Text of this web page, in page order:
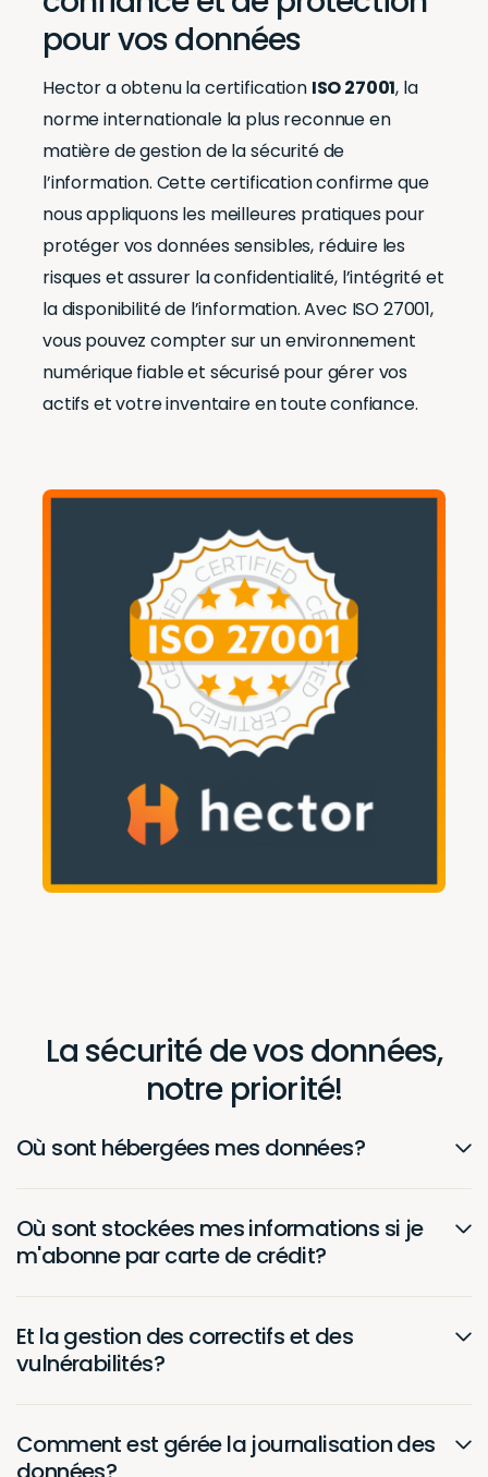
pour vos données
Hector a obtenu la certification ISO 27001, la
norme internationale la plus reconnue en
matière de gestion de la sécurité de
l’information. Cette certification confirme que
nous appliquons les meilleures pratiques pour
protéger vos données sensibles, réduire les
risques et assurer la confidentialité, l’intégrité et
la disponibilité de l’information. Avec ISO 27001,
vous pouvez compter sur un environnement
numérique fiable et sécurisé pour gérer vos
actifs et votre inventaire en toute confiance.
La sécurité de vos données,
notre priorité!
Où sont hébergées mes données?
Introduction :
Chez Hector Inc., nous accordons la plus haute
engagement à maintenir un environnement sécurisé,
nous avons mis en place une politique complète de
stockage et de sécurité des données. Cette politique
précise le stockage des données sur des serveurs en
Europe (Paris pour UE, et Genève pour la Suisse), les